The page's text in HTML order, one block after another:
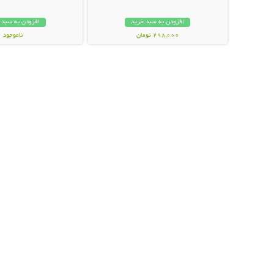
افزودن به سبد خرید
298,000 تومان
افزودن به
ناموجود